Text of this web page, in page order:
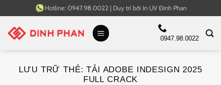
qua
nội
Hotline: 0947.98.0022 | Duy trì bởi In UV Đinh Phan
0947.98.0022
LƯU TRỮ THẺ:TẢI ADOBE INDESIGN 2025
FULL CRACK